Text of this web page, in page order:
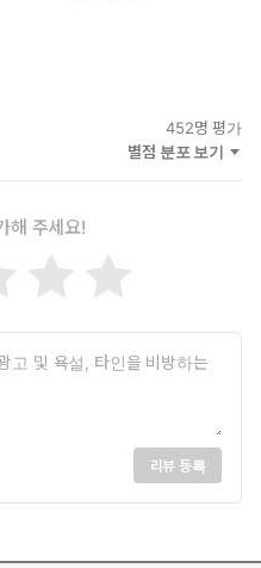
452명 평가
별점 분포 보기
해 주세요!
리뷰 등록